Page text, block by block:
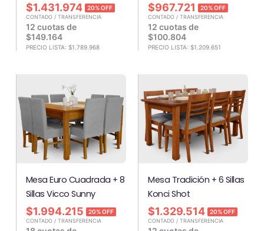
$1.431.974 20% OFF
CONTADO / TRANSFERENCIA
12 cuotas de
$149.164
PRECIO LISTA: $1.789.968
$967.721 20% OFF
CONTADO / TRANSFERENCIA
12 cuotas de
$100.804
PRECIO LISTA: $1.209.651
Mesa Euro Cuadrada + 8
Sillas Vicco Sunny
$1.994.215 20% OFF
CONTADO / TRANSFERENCIA
Mesa Tradición + 6 Sillas
Konci Shot
$1.329.514 20% OFF
CONTADO / TRANSFERENCIA